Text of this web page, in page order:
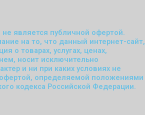
является публичной офертой.
на то, что данный интернет-сайт,
о товарах, услугах, ценах,
носит исключительно
и ни при каких условиях не
определяемой положениями
кодекса Российской Федерации.